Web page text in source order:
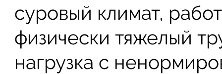
суровый климат,
физически тяжелый
нагрузка с